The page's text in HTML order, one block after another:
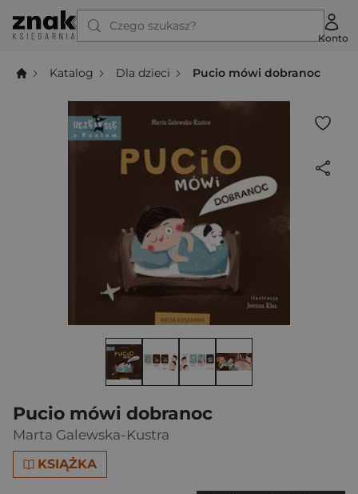
Czego szukasz?
Konto
Katalog Dla dzieci Pucio mówi dobranoc
Pucio mówi dobranoc
Marta Galewska-Kustra
KSIĄŻKA